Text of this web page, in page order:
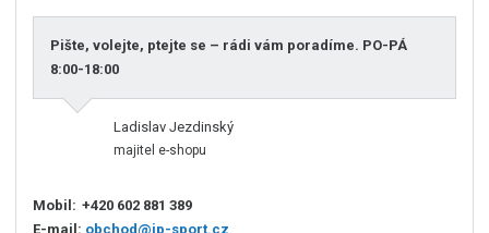
Pište, volejte, ptejte se – rádi vám poradíme. PO-PÁ
8:00-18:00
Ladislav Jezdinský
majitel e-shopu
Mobil: +420 602 881 389
E-mail: obchod@jp-sport.cz